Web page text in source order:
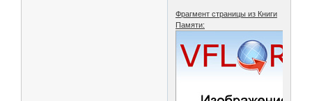
Фрагмент страницы из Книги
Памяти: